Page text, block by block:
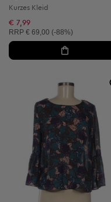
Kurzes Kleid
€ 7,99
Unverbindliche Preisempfehlung:
RRP € 69,00 (-88%)